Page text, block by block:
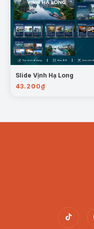
hoạch phát triển.
Dự Án Quy
tin về các tỉnh
triển hạ tầng và
Giới Thiệu Trên
về sự thay đổi
thông chính thức.
Hướng dẫn sử
Mẫu Powerpoint
Phố Mới Dự Kiến
để bạn dễ dàng
thay đổi hành
nên sinh động,
Slide Vịnh Hạ Long
43.200₫